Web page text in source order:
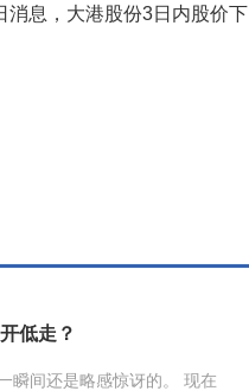
消息，大港股份3日内股价下
低走？
瞬间还是略感惊讶的。 现在